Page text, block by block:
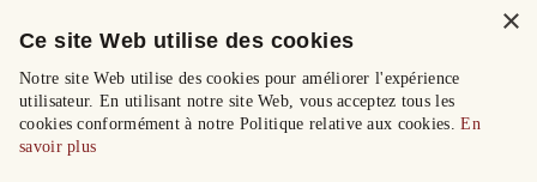
×
Ce site Web utilise des cookies
Notre site Web utilise des cookies pour améliorer l'expérience
utilisateur. En utilisant notre site Web, vous acceptez tous les
cookies conformément à notre Politique relative aux cookies.En
savoir plus